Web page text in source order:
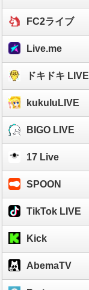
FC2ライブ
Live.me
ドキドキ LIVE
kukuluLIVE
BIGO LIVE
17 Live
SPOON
TikTok LIVE
Kick
AbemaTV